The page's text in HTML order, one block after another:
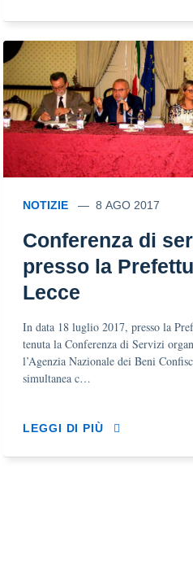
NOTIZIE 8 AGO 2017
Conferenza di
presso la
Lecce
In data 18 luglio 2017, presso la
tenuta la Conferenza di Servizi
l’Agenzia Nazionale dei Beni
simultanea c…
LEGGI DI PIÙ